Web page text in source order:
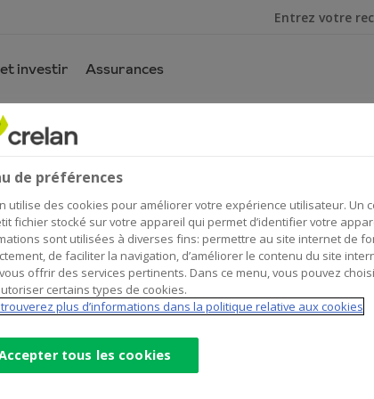
Je cherche
investir Assurances
vigilants !
- soyez vigilants !
de préférences
utilise des cookies pour améliorer votre expérience utilisateur. Un
fichier stocké sur votre appareil qui permet d’identifier votre
sont utilisées à diverses fins: permettre au site internet de
de faciliter la navigation, d’améliorer le contenu du site
offrir des services pertinents. Dans ce menu, vous pouvez
certains types de cookies.
plus d’informations dans la politique relative aux cookies
tous les cookies